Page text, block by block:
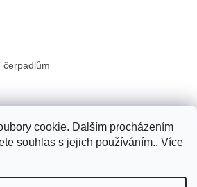
cookie. Dalším procházením
souhlas s jejich používáním.. Více
čerpadlům